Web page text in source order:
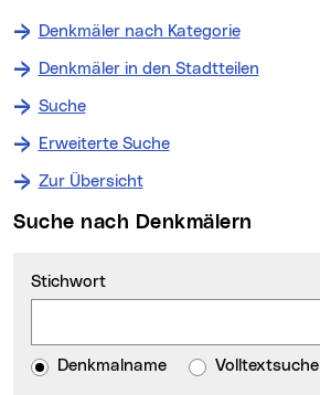
Denkmäler nach Kategorie
Denkmäler in den Stadtteilen
Suche
Erweiterte Suche
Zur Übersicht
Suche nach Denkmälern
Stichwort
Denkmalname Volltextsuche